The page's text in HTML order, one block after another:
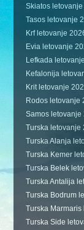
Skiatos
Tasos letovanje
Krf letovanje
Evia letovanje
Lefkada
Kefalonija
Krit letovanje
Rodos letovanje
Samos letovanje
Turska letovanje
Turska Alanja
Turska Kemer
Turska Belek
Turska Antalija
Turska Bodrum
Turska
Turska Side